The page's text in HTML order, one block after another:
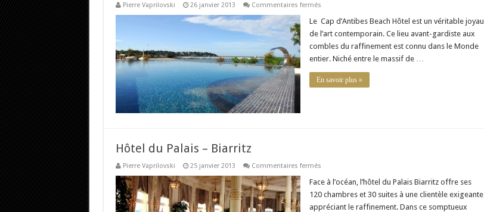
Pierre Vaprilovski 26 janvier 2013 Commentaires ferméssur
d’Antibes
Beach
Hôtel
–
Cap
d’Antibes
Le Cap d’Antibes Beach Hôtel est un véritable joyau
de l’art contemporain. Ce lieu avant-gardiste aux
combles du raffinement est connu dans le Monde
entier. Niché entre le massif de …
En savoir plus »
Hôtel du Palais – Biarritz
Pierre Vaprilovski 25 janvier 2013 Commentaires ferméssur
du
–
Biarritz
Face à l’océan, l’hôtel du Palais Biarritz offre ses
120 chambres et 30 suites à une clientèle exigeante
appréciant le raffinement. Dans ce somptueux